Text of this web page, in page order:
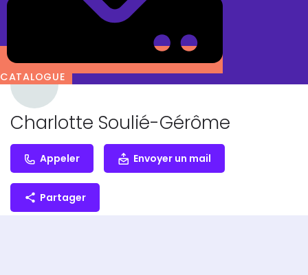
CATALOGUE
Charlotte Soulié-Gérôme
Appeler Envoyer un mail
Partager